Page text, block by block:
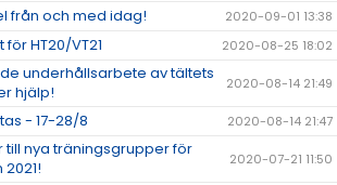
från och med idag! 2020-09-01 13:38
HT20/VT21 2020-08-25 18:02
underhållsarbete av tältets
hjälp!
2020-08-14 21:49
- 17-28/8 2020-08-14 21:47
till nya träningsgrupper för
2020-07-21 11:50